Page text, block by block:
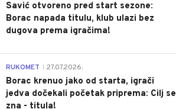
Savić otvoreno pred start sezone:
Borac napada titulu, klub ulazi bez
dugova prema igračima!
RUKOMET 27.07.2026.
Borac krenuo jako od starta, igrači
jedva dočekali početak priprema: Cilj se
zna - titula!